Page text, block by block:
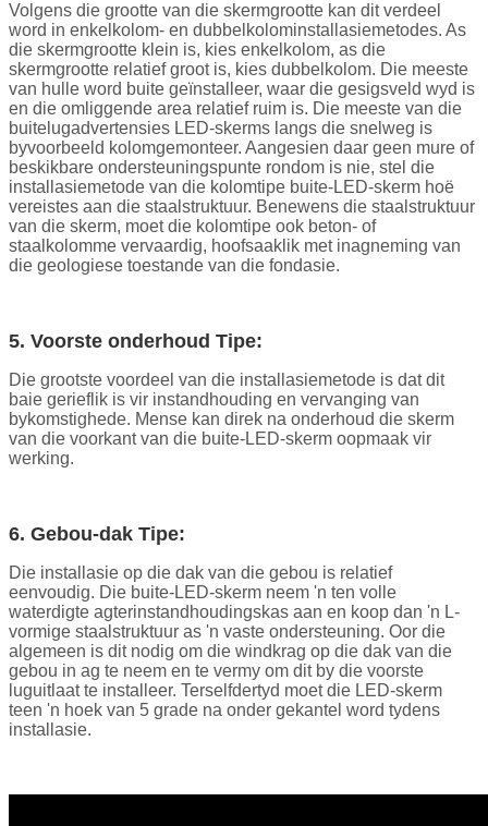
Volgens die grootte van die skermgrootte kan dit verdeel
word in enkelkolom- en dubbelkolominstallasiemetodes. As
die skermgrootte klein is, kies enkelkolom, as die
skermgrootte relatief groot is, kies dubbelkolom. Die meeste
van hulle word buite geïnstalleer, waar die gesigsveld wyd is
en die omliggende area relatief ruim is. Die meeste van die
buitelugadvertensies LED-skerms langs die snelweg is
byvoorbeeld kolomgemonteer. Aangesien daar geen mure of
beskikbare ondersteuningspunte rondom is nie, stel die
installasiemetode van die kolomtipe buite-LED-skerm hoë
vereistes aan die staalstruktuur. Benewens die staalstruktuur
van die skerm, moet die kolomtipe ook beton- of
staalkolomme vervaardig, hoofsaaklik met inagneming van
die geologiese toestande van die fondasie.
5. Voorste onderhoud Tipe:
Die grootste voordeel van die installasiemetode is dat dit
baie gerieflik is vir instandhouding en vervanging van
bykomstighede. Mense kan direk na onderhoud die skerm
van die voorkant van die buite-LED-skerm oopmaak vir
werking.
6. Gebou-dak Tipe:
Die installasie op die dak van die gebou is relatief
eenvoudig. Die buite-LED-skerm neem 'n ten volle
waterdigte agterinstandhoudingskas aan en koop dan 'n L-
vormige staalstruktuur as 'n vaste ondersteuning. Oor die
algemeen is dit nodig om die windkrag op die dak van die
gebou in ag te neem en te vermy om dit by die voorste
luguitlaat te installeer. Terselfdertyd moet die LED-skerm
teen 'n hoek van 5 grade na onder gekantel word tydens
installasie.